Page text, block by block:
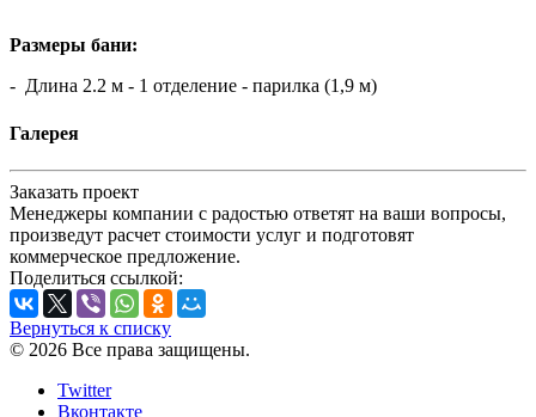
Размеры бани:
- Длина 2.2 м - 1 отделение - парилка (1,9 м)
Галерея
Заказать проект
Менеджеры компании с радостью ответят на ваши вопросы,
произведут расчет стоимости услуг и подготовят
коммерческое предложение.
Поделиться ссылкой:
Вернуться к списку
© 2026 Все права защищены.
Twitter
Вконтакте